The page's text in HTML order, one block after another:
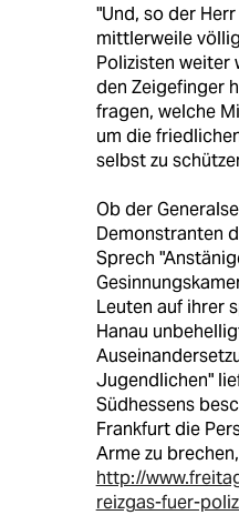
"Und, so der
mittlerweile
Polizisten weiter
den Zeigefinger
fragen, welche
um die
selbst zu
Ob der
Demonstranten
Sprech
Leuten auf ihrer
Hanau
Jugendlichen"
Südhessens
Frankfurt die
Arme zu
http://
reizgas-fuer-